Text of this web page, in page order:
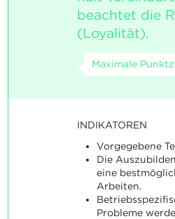
beachtet die
(Loyalität).
Maximale
INDIKATOREN
Vorgegebene
Die
eine
Arbeiten.
Probleme